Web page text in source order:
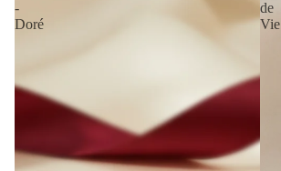
-
Doré
de
Vie